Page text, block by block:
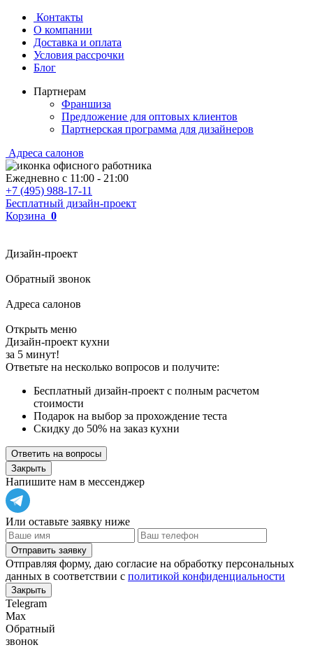
Контакты
О компании
Доставка и оплата
Условия рассрочки
Блог
Партнерам
Франшиза
Предложение для оптовых клиентов
Партнерская программа для дизайнеров
Адреса салонов
Ежедневно с 11:00 - 21:00
+7 (495) 988-17-11
Бесплатный дизайн-проект
Корзина 0
Дизайн-проект
Обратный звонок
Адреса салонов
Открыть меню
Дизайн-проект кухни
за 5 минут!
Ответьте на несколько вопросов и получите:
Бесплатный дизайн-проект с полным расчетом
стоимости
Подарок на выбор за прохождение теста
Скидку до 50% на заказ кухни
Ответить на вопросы
Закрыть
Напишите нам в мессенджер
Или оставьте заявку ниже
Отправить заявку
Отправляя форму, даю согласие на обработку персональных
данных в соответствии с политикой конфиденциальности
Закрыть
Telegram
Max
Обратный
звонок